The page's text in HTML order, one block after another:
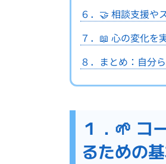
６．🤝 相談支援や
７．📖 心の変化を
８．まとめ：自分
１．🌱 コ
るための